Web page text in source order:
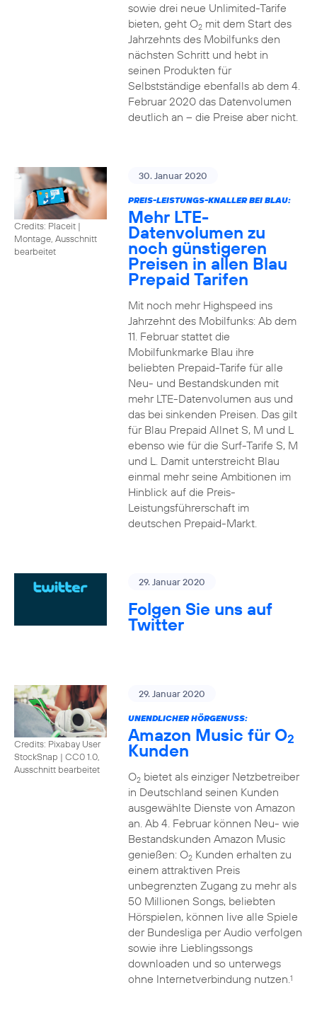
sowie drei neue Unlimited-Tarife
bieten, geht O2mit dem Start des
Jahrzehnts des Mobilfunks den
nächsten Schritt und hebt in
seinen Produkten für
Selbstständige ebenfalls ab dem 4.
Februar 2020 das Datenvolumen
deutlich an – die Preise aber nicht.
Credits: Placeit |
Montage, Ausschnitt
bearbeitet
30. Januar 2020
PREIS-LEISTUNGS-KNALLER BEI BLAU:
Mehr LTE-
Datenvolumen zu
noch günstigeren
Preisen in allen Blau
Prepaid Tarifen
Mit noch mehr Highspeed ins
Jahrzehnt des Mobilfunks: Ab dem
11. Februar stattet die
Mobilfunkmarke Blau ihre
beliebten Prepaid-Tarife für alle
Neu- und Bestandskunden mit
mehr LTE-Datenvolumen aus und
das bei sinkenden Preisen. Das gilt
für Blau Prepaid Allnet S, M und L
ebenso wie für die Surf-Tarife S, M
und L. Damit unterstreicht Blau
einmal mehr seine Ambitionen im
Hinblick auf die Preis-
Leistungsführerschaft im
deutschen Prepaid-Markt.
29. Januar 2020
Folgen Sie uns auf
Twitter
Credits: Pixabay User
StockSnap | CC0 1.0,
Ausschnitt bearbeitet
29. Januar 2020
UNENDLICHER HÖRGENUSS:
Amazon Music für O2
Kunden
O2bietet als einziger Netzbetreiber
in Deutschland seinen Kunden
ausgewählte Dienste von Amazon
an. Ab 4. Februar können Neu- wie
Bestandskunden Amazon Music
genießen: O2Kunden erhalten zu
einem attraktiven Preis
unbegrenzten Zugang zu mehr als
50 Millionen Songs, beliebten
Hörspielen, können live alle Spiele
der Bundesliga per Audio verfolgen
sowie ihre Lieblingssongs
downloaden und so unterwegs
ohne Internetverbindung nutzen.1